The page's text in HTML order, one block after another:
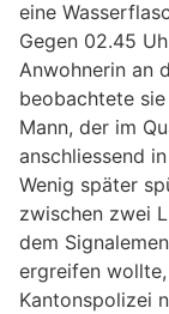
eine
Gegen 02.45
Anwohnerin an
beobachtete
Mann, der im
anschliessend
Wenig später
zwischen zwei
dem
ergreifen
Kantonspolizei